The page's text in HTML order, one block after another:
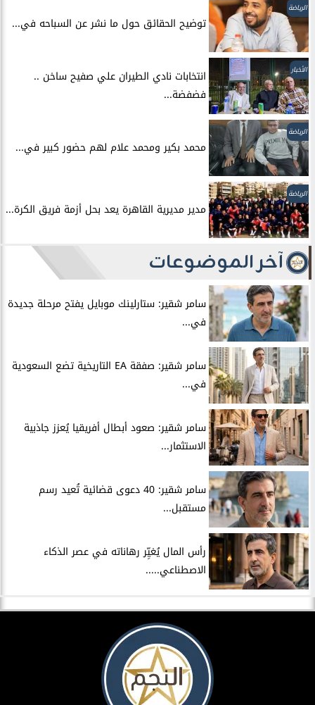
الرياضة
توضيح الحقائق حول ما نشر عن السباحه في...
الأخبار
انتخابات نادي الطيران علي صفيح ساخن ..
فضفضة...
الرياضة
محمد بكير ومحمد علام لهم حضور كبير في...
الرياضة
مدير مديرية القاهرة يعد بحل أزمة فريق الكرة...
آخر الموضوعات
سامر شقير: ستارلينك موبايل يفتح مرحلة جديدة
في...
سامر شقير: صفقة EA التاريخية تضع السعودية
في...
سامر شقير: صعود أبطال أفريقيا يُعزز جاذبية
الاستثمار...
سامر شقير: 40 دعوى قضائية تُعيد رسم
مستقبل...
رأس المال يُغيِّر رهاناته في عصر الذكاء
الاصطناعي.....